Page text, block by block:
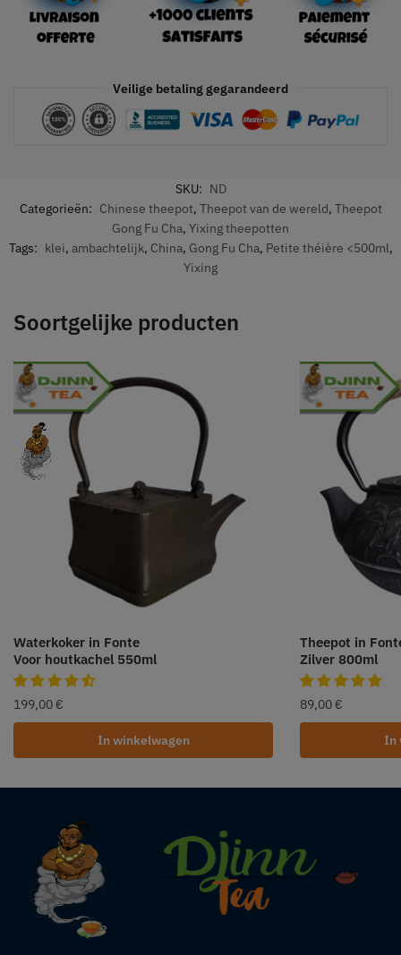
Veilige betaling gegarandeerd
SKU: ND
Categorieën: Chinese theepot, Theepot van de wereld, Theepot
Gong Fu Cha, Yixing theepotten
Tags: klei, ambachtelijk, China, Gong Fu Cha, Petite théière <500ml,
Yixing
Soortgelijke producten
Waterkoker in Fonte
Voor houtkachel 550ml
199,00 €
In winkelwagen
Theepot in
Zilver 800ml
89,00 €
In